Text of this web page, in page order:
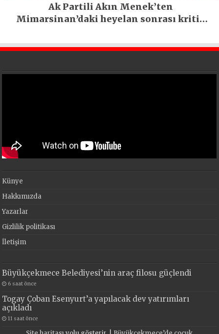
Ak Partili Akın Menek’ten
Mimarsinan’daki heyelan sonrası kritik
Künye
Hakkımızda
Yazarlar
Gizlilik politikası
İletişim
Büyükçekmece Belediyesi’nin araç filosu güçlendi
6 saat önce
Togay Çoban Esenyurt’a yapılacak dev yatırımları
açıkladı
11 saat önce